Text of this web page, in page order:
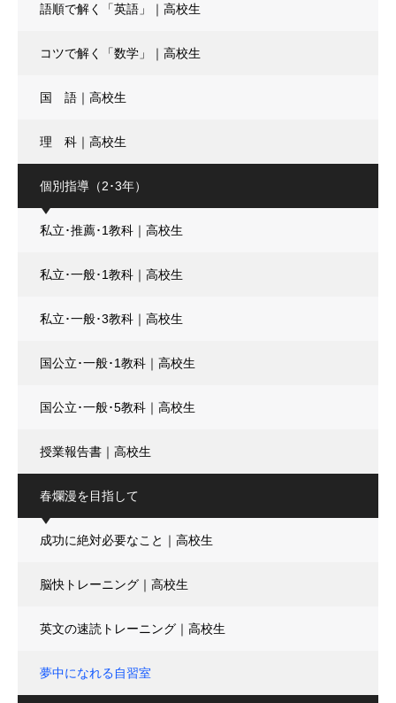
語順で解く「英語」｜高校生
コツで解く「数学」｜高校生
国 語｜高校生
理 科｜高校生
個別指導（2･3年）
私立･推薦･1教科｜高校生
私立･一般･1教科｜高校生
私立･一般･3教科｜高校生
国公立･一般･1教科｜高校生
国公立･一般･5教科｜高校生
授業報告書｜高校生
春爛漫を目指して
成功に絶対必要なこと｜高校生
脳快トレーニング｜高校生
英文の速読トレーニング｜高校生
夢中になれる自習室